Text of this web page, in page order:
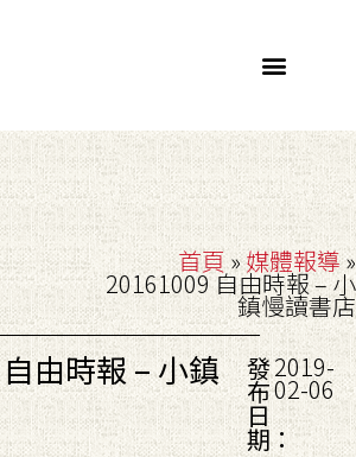
首頁»媒體報導»
20161009 自由時報 – 小
鎮慢讀書店
由時報 – 小鎮 發
布
日
期：
2019-
02-06